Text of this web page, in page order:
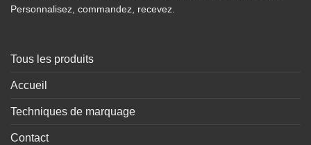
Personnalisez, commandez, recevez.
Tous les produits
Accueil
Techniques de marquage
Contact